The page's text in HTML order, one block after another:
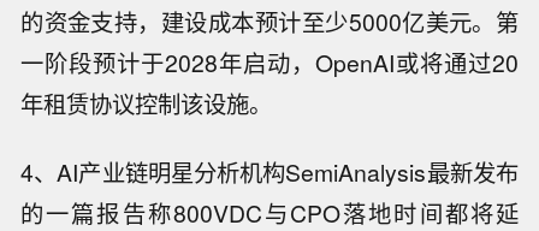
的资金支持，建设成本预计至少5000亿美元。第
一阶段预计于2028年启动，OpenAI或将通过20
年租赁协议控制该设施。
4、AI产业链明星分析机构SemiAnalysis最新发布
的一篇报告称800VDC与CPO落地时间都将延